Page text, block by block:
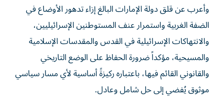
وأعرب عن قلق دولة الإمارات البالغ إزاء تدهور الأوضاع في
الضفة الغربية واستمرار عنف المستوطنين الإسرائيليين،
والانتهاكات الإسرائيلية في القدس والمقدسات الإسلامية
والمسيحية، مؤكداً ضرورة الحفاظ على الوضع التاريخي
والقانوني القائم فيها، باعتباره ركيزةً أساسية لأي مسار سياسي
موثوق يُفضي إلى حل شامل وعادل.